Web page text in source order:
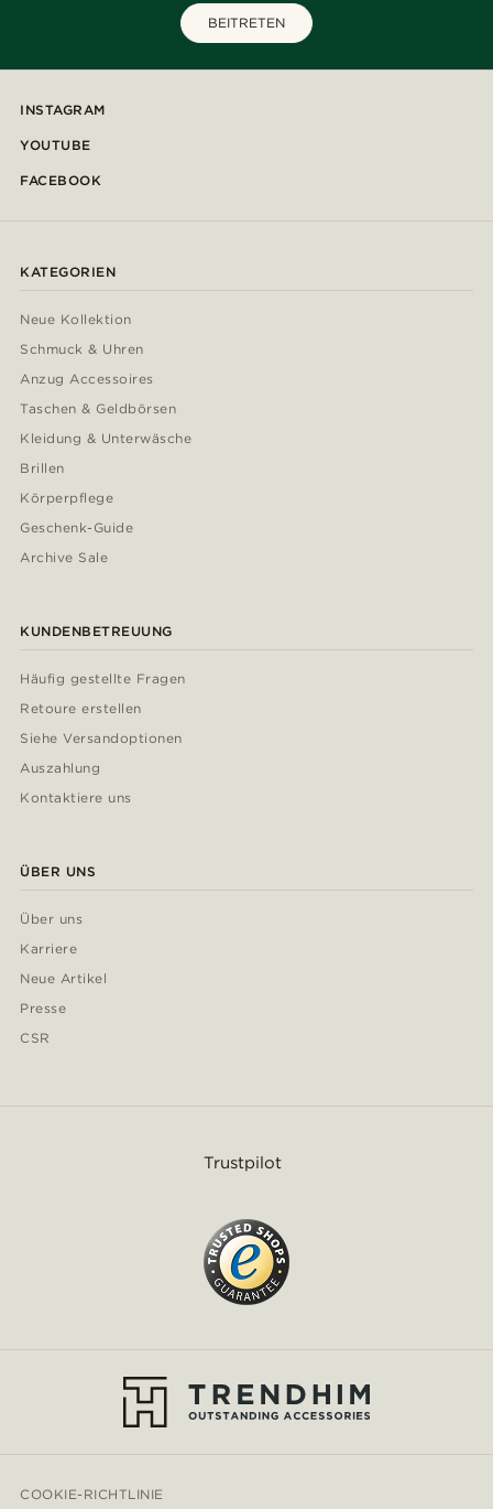
BEITRETEN
INSTAGRAM
YOUTUBE
FACEBOOK
KATEGORIEN
Neue Kollektion
Schmuck & Uhren
Anzug Accessoires
Taschen & Geldbörsen
Kleidung & Unterwäsche
Brillen
Körperpflege
Geschenk-Guide
Archive Sale
KUNDENBETREUUNG
Häufig gestellte Fragen
Retoure erstellen
Siehe Versandoptionen
Auszahlung
Kontaktiere uns
ÜBER UNS
Über uns
Karriere
Neue Artikel
Presse
CSR
Trustpilot
COOKIE-RICHTLINIE